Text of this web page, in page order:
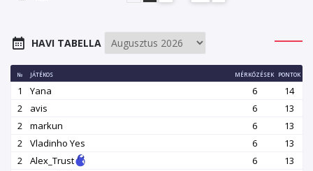
HAVI TABELLA
№ JÁTÉKOS MÉRKŐZÉSEK PONTOK
1 Yana 6
14
2
avis 6
13
2
markun 6
13
2
Vladinho Yes 6
13
2
Alex_Trust 6
13